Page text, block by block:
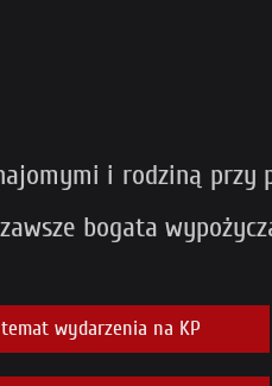
i rodziną
bogata
wydarzenia na KP